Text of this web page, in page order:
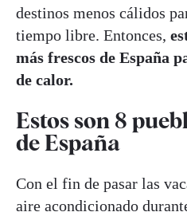
destinos menos cálidos
tiempo libre. Entonces,
más frescos de España
de calor.
Estos son 8
de España
Con el fin de pasar las
aire acondicionado